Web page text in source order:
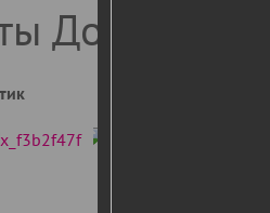
Дог Бутик